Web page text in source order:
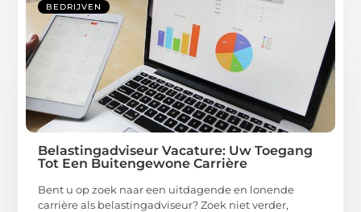
BEDRIJVEN
Belastingadviseur Vacature: Uw Toegang
Tot Een Buitengewone Carrière
Bent u op zoek naar een uitdagende en lonende
carrière als belastingadviseur? Zoek niet verder,